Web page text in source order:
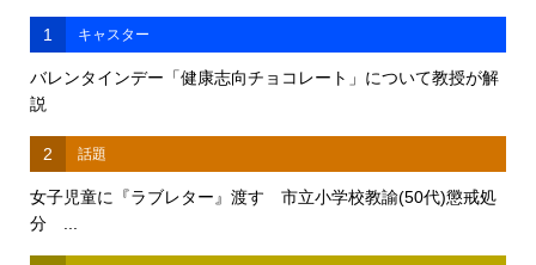
1 キャスター
バレンタインデー「健康志向チョコレート」について教授が解
説
2 話題
女子児童に『ラブレター』渡す 市立小学校教諭(50代)懲戒処
分 ...